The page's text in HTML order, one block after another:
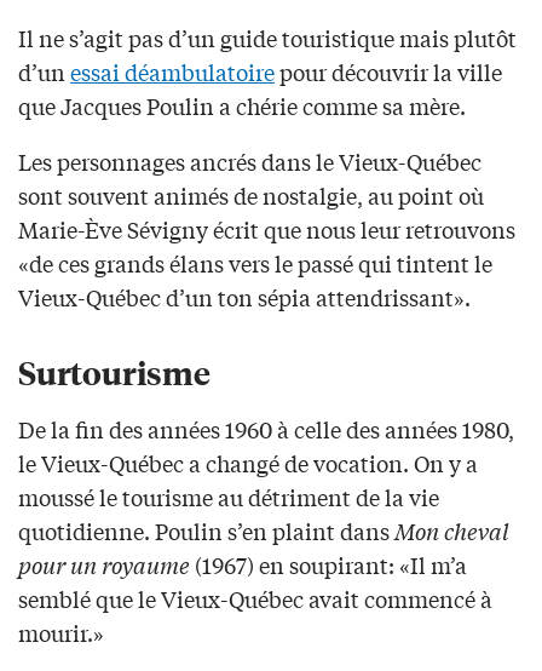
Il ne s’agit pas d’un guide touristique mais plutôt
d’unessai déambulatoirepour découvrir la ville
que Jacques Poulin a chérie comme sa mère.
Les personnages ancrés dans le Vieux-Québec
sont souvent animés de nostalgie, au point où
Marie-Ève Sévigny écrit que nous leur retrouvons
«de ces grands élans vers le passé qui tintent le
Vieux-Québec d’un ton sépia attendrissant».
Surtourisme
De la fin des années 1960 à celle des années 1980,
le Vieux-Québec a changé de vocation. On y a
moussé le tourisme au détriment de la vie
quotidienne. Poulin s’en plaint dansMon cheval
pour un royaume (1967) en soupirant: «Il m’a
semblé que le Vieux-Québec avait commencé à
mourir.»